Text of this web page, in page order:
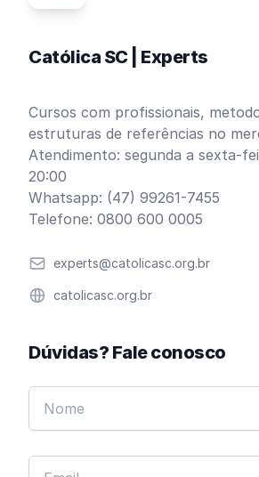
Católica SC | Experts
Cursos com profissionais,
estruturas de referências no
Atendimento: segunda a sexta-
20:00
Whatsapp: (47) 99261-7455
Telefone: 0800 600 0005
Emailexperts@catolicasc.org.br
Websitecatolicasc.org.br
Dúvidas? Fale conosco